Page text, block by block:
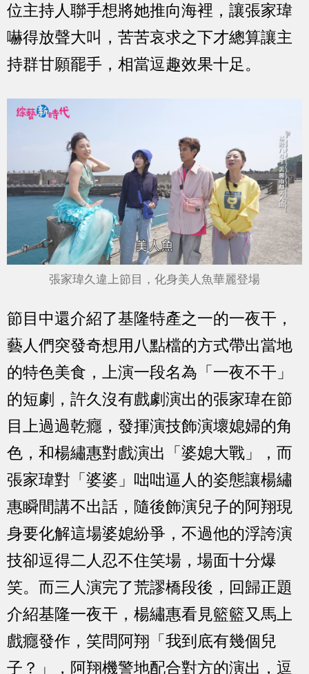
位主持人聯手想將她推向海裡，讓張家瑋
嚇得放聲大叫，苦苦哀求之下才總算讓主
持群甘願罷手，相當逗趣效果十足。
張家瑋久違上節目，化身美人魚華麗登場
節目中還介紹了基隆特產之一的一夜干，
藝人們突發奇想用八點檔的方式帶出當地
的特色美食，上演一段名為「一夜不干」
的短劇，許久沒有戲劇演出的張家瑋在節
目上過過乾癮，發揮演技飾演壞媳婦的角
色，和楊繡惠對戲演出「婆媳大戰」，而
張家瑋對「婆婆」咄咄逼人的姿態讓楊繡
惠瞬間講不出話，隨後飾演兒子的阿翔現
身要化解這場婆媳紛爭，不過他的浮誇演
技卻逗得二人忍不住笑場，場面十分爆
笑。而三人演完了荒謬橋段後，回歸正題
介紹基隆一夜干，楊繡惠看見籃籃又馬上
戲癮發作，笑問阿翔「我到底有幾個兒
子？」，阿翔機警地配合對方的演出，逗